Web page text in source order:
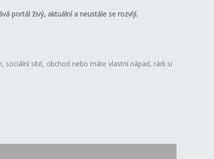
portál živý, aktuální a neustále se rozvíjí.
sítě, obchod nebo máte vlastní nápad, rádi si